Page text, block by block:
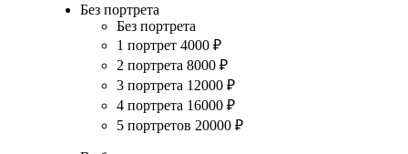
Без портрета
Без портрета
1 портрет 4000 ₽
2 портрета 8000 ₽
3 портрета 12000 ₽
4 портрета 16000 ₽
5 портретов 20000 ₽